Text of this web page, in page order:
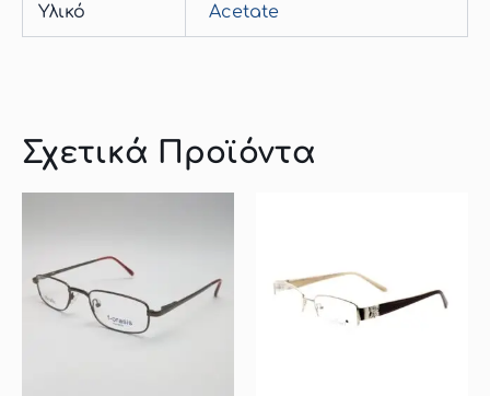
Υλικό Acetate
Σχετικά Προϊόντα